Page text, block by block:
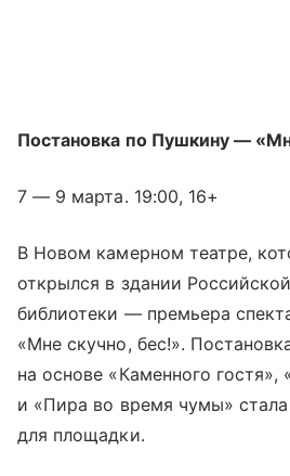
Постановка по Пушкину —
7 — 9 марта. 19:00, 16+
В Новом камерном театре,
открылся в здании
библиотеки — премьера
«Мне скучно, бес!».
на основе «Каменного гостя»,
и «Пира во время чумы»
для площадки.